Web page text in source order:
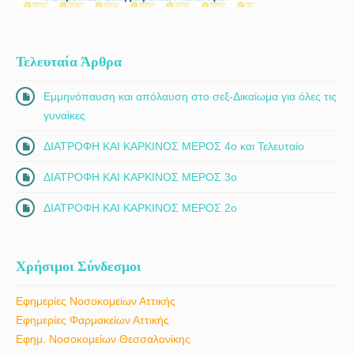
Τελευταία Άρθρα
Εμμηνόπαυση και απόλαυση στο σεξ-Δικαίωμα για όλες τις
γυναίκες
ΔΙΑΤΡΟΦΗ ΚΑΙ ΚΑΡΚΙΝΟΣ ΜΕΡΟΣ 4ο και Τελευταίο
ΔΙΑΤΡΟΦΗ ΚΑΙ ΚΑΡΚΙΝΟΣ ΜΕΡΟΣ 3ο
ΔΙΑΤΡΟΦΗ ΚΑΙ ΚΑΡΚΙΝΟΣ ΜΕΡΟΣ 2ο
Χρήσιμοι Σύνδεσμοι
Εφημερίες Νοσοκομείων Αττικής
Εφημερίες Φαρμακείων Αττικής
Εφημ. Νοσοκομείων Θεσσαλονίκης